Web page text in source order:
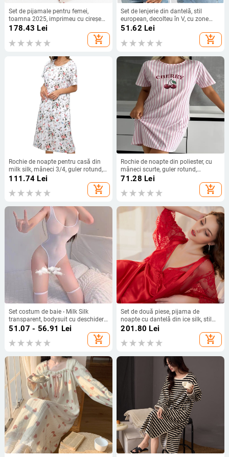
Set de pijamale pentru femei,
toamna 2025, imprimeu cu cireșe
pe toată suprafața, top cu mânecă
scurtă și pantaloni lungi, confort
casual.
178.43 Lei
add_shopping_cart
Set de lenjerie din dantelă, stil
european, decolteu în V, cu zone
transparente și decupaje
51.62 Lei
add_shopping_cart
Rochie de noapte pentru casă din
milk silk, mâneci 3/4, guler rotund,
lungă, pentru toate anotimpurile
111.74 Lei
add_shopping_cart
Rochie de noapte din poliester, cu
mâneci scurte, guler rotund,
imprimeu cu animal, pentru purtare
71.28 Lei
add_shopping_cart
Set costum de baie - Milk Silk
transparent, bodysuit cu deschidere,
poliester subțire (95–100%),
51.07 - 56.91 Lei
add_shopping_cart
Set de două piese, pijama de
noapte cu dantelă din ice silk, stil
transparent, țesătură ultra-subțire
81–100 g/m2, 90–95% poliester,
vară 2022
201.80 Lei
add_shopping_cart